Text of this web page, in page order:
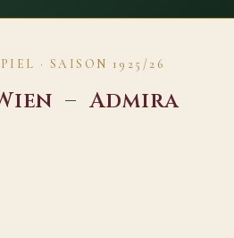
· SAISON 1925/26
–Admira